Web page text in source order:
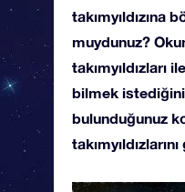
takımyıldızına
muydunuz?
takımyıldızları
bilmek
bulunduğunuz